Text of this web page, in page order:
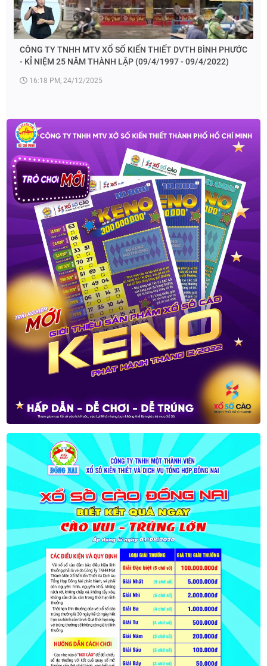
CÔNG TY TNHH MTV XỔ SỐ KIẾN THIẾT DVTH BÌNH PHƯỚC
- KỈ NIỆM 25 NĂM THÀNH LẬP (09/4/1997 - 09/4/2022)
16:18 PM, 24/12/2025